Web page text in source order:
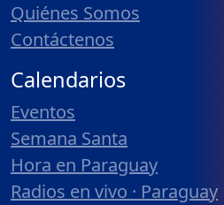
Quiénes Somos
Contáctenos
Calendarios
Eventos
Semana Santa
Hora en Paraguay
Radios en vivo · Paraguay